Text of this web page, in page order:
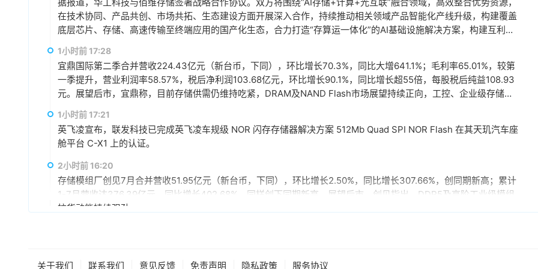
在技术协同、产品共创、市场共拓、生态建设方面开展深入合作，持续推动相关领域产品智能化产线升级，构建覆盖
底层芯片、存储、高速传输至终端应用的国产化生态，合力打造“存算运一体化”的AI基础设施解决方案，构建互利共
赢、可持续发展的战略合作伙伴关系。
1小时前 17:28
宜鼎国际第二季合并营收224.43亿元（新台币，下同），环比增长70.3%，同比大增641.1%；毛利率65.01%，较第
一季提升，营业利润率58.57%，税后净利润103.68亿元，环比增长90.1%，同比增长超55倍，每股税后纯益108.93
元。展望后市，宜鼎称，目前存储供需仍维持吃紧，DRAM及NAND Flash市场展望持续正向，工控、企业级存储及
AI应用需求也未见降温，有望持续支撑下半年营运。其中，企业级SSD随着AI服务器及数据中心平台升级，出货规模
仍具成长空间，相关PCIe Gen5产品布局也将逐步发酵。
1小时前 17:21
英飞凌宣布，联发科技已完成英飞凌车规级 NOR 闪存存储器解决方案 512Mb Quad SPI NOR Flash 在其天玑汽车座
舱平台 C-X1 上的认证。
2小时前 16:20
存储模组厂创见7月合并营收51.95亿元（新台币，下同），环比增长2.50%，同比增长307.66%，创同期新高；累计
1-7月营收达376.39亿元，同比增长402.68%，同样创下同期新高。展望后市，创见指出，DDR5及高阶工业级模组
拉货动能持续强劲。
关于我们 联系我们 意见反馈 免责声明 隐私政策 服务协议